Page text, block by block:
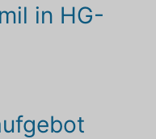
in HG-